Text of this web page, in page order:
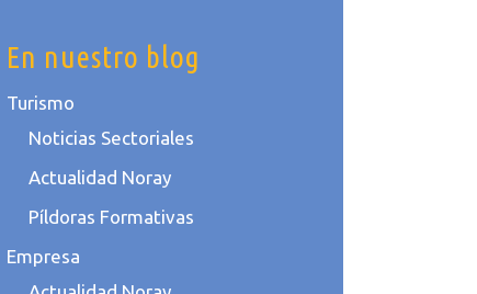
En nuestro blog
Turismo
Noticias Sectoriales
Actualidad Noray
Píldoras Formativas
Empresa